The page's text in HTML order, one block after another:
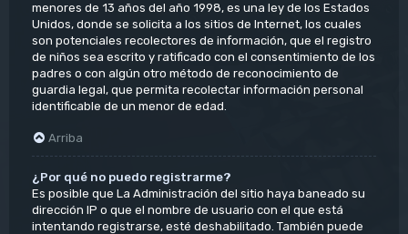
menores de 13 años del año 1998, es una ley de los Estados
Unidos, donde se solicita a los sitios de Internet, los cuales
son potenciales recolectores de información, que el registro
de niños sea escrito y ratificado con el consentimiento de los
padres o con algún otro método de reconocimiento de
guardia legal, que permita recolectar información personal
identificable de un menor de edad.
Arriba
¿Por qué no puedo registrarme?
Es posible que La Administración del sitio haya baneado su
dirección IP o que el nombre de usuario con el que está
intentando registrarse, esté deshabilitado. También puede